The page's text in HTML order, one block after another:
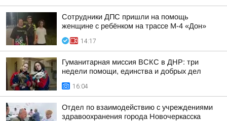
Сотрудники ДПС пришли на помощь
женщине с ребёнком на трассе М-4 «Дон»
14:17
Гуманитарная миссия ВСКС в ДНР: три
недели помощи, единства и добрых дел
16:04
Отдел по взаимодействию с учреждениями
здравоохранения города Новочеркасска